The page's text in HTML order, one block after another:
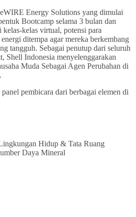
Energy Solutions yang dimulai
Bootcamp selama 3 bulan dan
kelas virtual, potensi para
ditempa agar mereka berkembang
tangguh. Sebagai penutup dari seluruh
Shell Indonesia menyelenggarakan
Muda Sebagai Agen Perubahan di
pembicara dari berbagai elemen di
Hidup & Tata Ruang
Daya Mineral